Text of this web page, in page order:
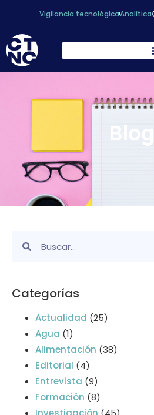
Vigilancia tecnológicaAnalítica
Blog
Categorías
Actualidad (25)
Agua (1)
Alimentación (38)
Editorial (4)
Entrevista (9)
Formación (8)